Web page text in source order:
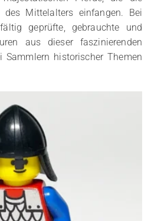
des Mittelalters einfangen. Bei
geprüfte, gebrauchte und
aus dieser faszinierenden
Sammlern historischer Themen